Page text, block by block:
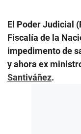
El Poder Judicial
Fiscalía de la
impedimento de
y ahora ex
Santiváñez.